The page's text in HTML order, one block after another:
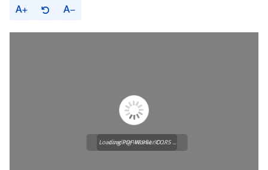
A A
Loading WEBGL 3D ...
Loading PDF Worker CORS ...